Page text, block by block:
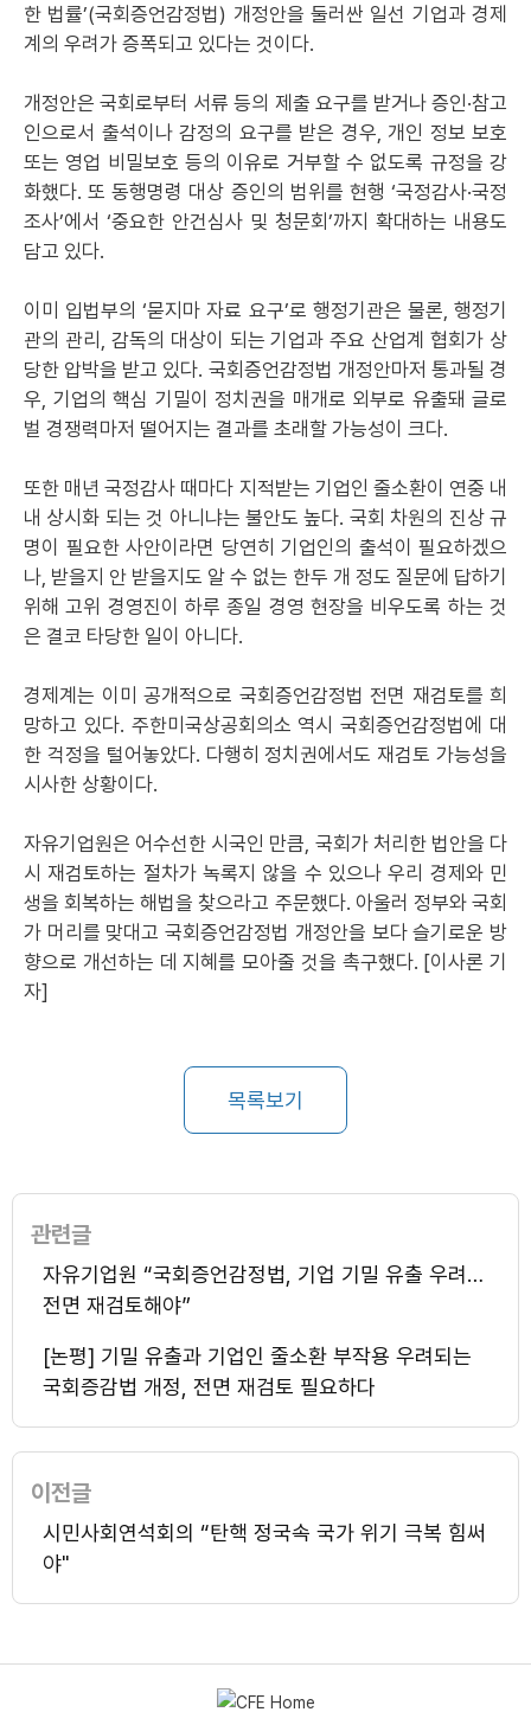
한 법률’(국회증언감정법) 개정안을 둘러싼 일선 기업과 경제
계의 우려가 증폭되고 있다는 것이다.
개정안은 국회로부터 서류 등의 제출 요구를 받거나 증인·참고
인으로서 출석이나 감정의 요구를 받은 경우, 개인 정보 보호
또는 영업 비밀보호 등의 이유로 거부할 수 없도록 규정을 강
화했다. 또 동행명령 대상 증인의 범위를 현행 ‘국정감사·국정
조사’에서 ‘중요한 안건심사 및 청문회’까지 확대하는 내용도
담고 있다.
이미 입법부의 ‘묻지마 자료 요구’로 행정기관은 물론, 행정기
관의 관리, 감독의 대상이 되는 기업과 주요 산업계 협회가 상
당한 압박을 받고 있다. 국회증언감정법 개정안마저 통과될 경
우, 기업의 핵심 기밀이 정치권을 매개로 외부로 유출돼 글로
벌 경쟁력마저 떨어지는 결과를 초래할 가능성이 크다.
또한 매년 국정감사 때마다 지적받는 기업인 줄소환이 연중 내
내 상시화 되는 것 아니냐는 불안도 높다. 국회 차원의 진상 규
명이 필요한 사안이라면 당연히 기업인의 출석이 필요하겠으
나, 받을지 안 받을지도 알 수 없는 한두 개 정도 질문에 답하기
위해 고위 경영진이 하루 종일 경영 현장을 비우도록 하는 것
은 결코 타당한 일이 아니다.
경제계는 이미 공개적으로 국회증언감정법 전면 재검토를 희
망하고 있다. 주한미국상공회의소 역시 국회증언감정법에 대
한 걱정을 털어놓았다. 다행히 정치권에서도 재검토 가능성을
시사한 상황이다.
자유기업원은 어수선한 시국인 만큼, 국회가 처리한 법안을 다
시 재검토하는 절차가 녹록지 않을 수 있으나 우리 경제와 민
생을 회복하는 해법을 찾으라고 주문했다. 아울러 정부와 국회
가 머리를 맞대고 국회증언감정법 개정안을 보다 슬기로운 방
향으로 개선하는 데 지혜를 모아줄 것을 촉구했다. [이사론 기
자]
목록보기
관련글
자유기업원 “국회증언감정법, 기업 기밀 유출 우려…
전면 재검토해야”
[논평] 기밀 유출과 기업인 줄소환 부작용 우려되는
국회증감법 개정, 전면 재검토 필요하다
이전글
시민사회연석회의 “탄핵 정국속 국가 위기 극복 힘써
야"